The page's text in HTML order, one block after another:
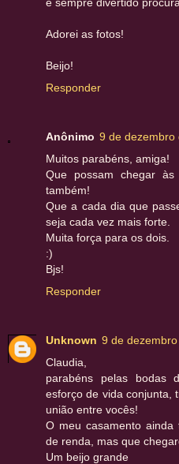
Adorei as fotos!
Beijo!
Responder
Anônimo 9 de dezembro
Muitos parabéns, amiga!
Que possam chegar
também!
Que a cada dia que
seja cada vez mais forte.
Muita força para os dois.
:)
Bjs!
Responder
Unknown 9 de
Claudia,
parabéns pelas bodas
esforço de vida conjunta,
união entre vocês!
O meu casamento
de renda, mas que
Um beijo grande